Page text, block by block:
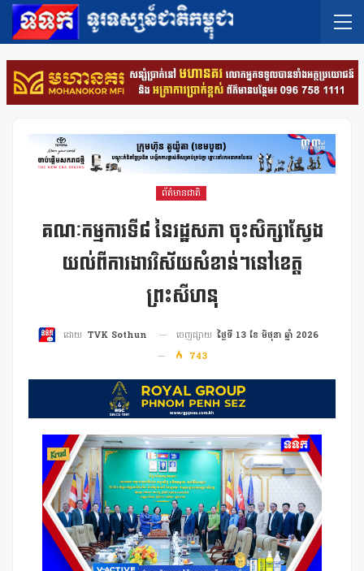
ព័ត៌មានជាតិ
គណៈកម្មការទី៨ នៃរដ្ឋសភា ចុះសិក្សាស្វែង
យល់ពីការងារវិស័យសំខាន់ៗនៅខេត្ត
ព្រះសីហនុ
ដោយ TVK Sothun ចេញផ្សាយ ថ្ងៃទី 13 ខែ មិថុនា ឆ្នាំ 2026
743